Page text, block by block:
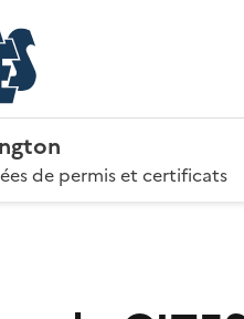
de permis et certificats